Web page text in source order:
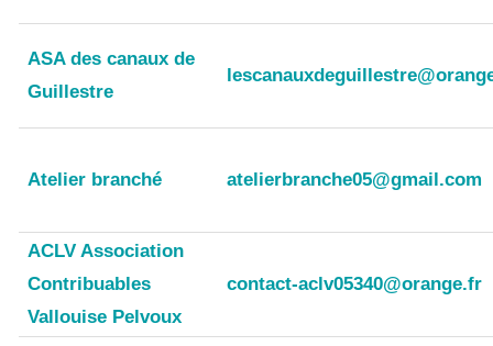
ASA des canaux de
Guillestre
Atelier branché atelierbranche05@gmail.com
ACLV Association
Contribuables
Vallouise Pelvoux
contact-aclv05340@orange.fr